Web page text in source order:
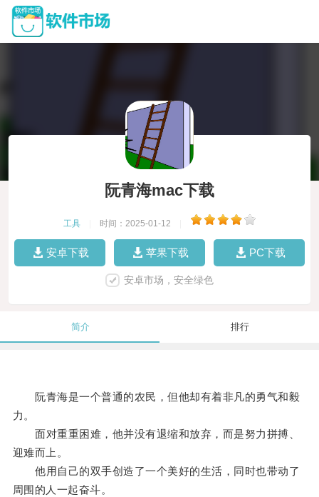
阮青海mac下载
工具 时间：2025-01-12
安卓下载 苹果下载 PC下载
安卓市场，安全绿色
简介 排行
阮青海是一个普通的农民，但他却有着非凡的勇气和毅
力。
面对重重困难，他并没有退缩和放弃，而是努力拼搏、
迎难而上。
他用自己的双手创造了一个美好的生活，同时也带动了
周围的人一起奋斗。